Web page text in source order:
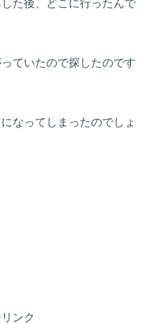
た後、どこに行ったんで
ていたので探したのです
なってしまったのでしょ
ンク